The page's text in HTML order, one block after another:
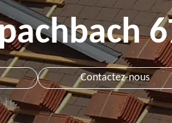
Contactez-nous